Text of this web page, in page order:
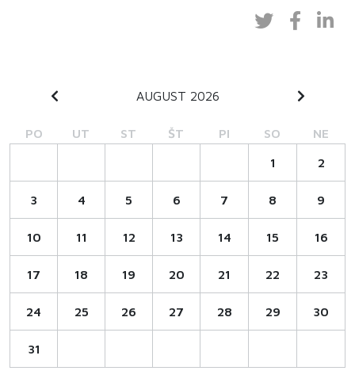
AUGUST 2026
PO UT ST ŠT PI SO NE
1 2
3 4 5 6 7 8 9
10 11 12 13 14 15 16
17 18 19 20 21 22 23
24 25 26 27 28 29 30
31